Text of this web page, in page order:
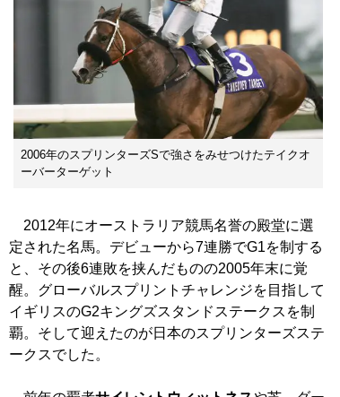
2006年のスプリンターズSで強さをみせつけたテイクオ
ーバーターゲット
2012年にオーストラリア競馬名誉の殿堂に選
定された名馬。デビューから7連勝でG1を制する
と、その後6連敗を挟んだものの2005年末に覚
醒。グローバルスプリントチャレンジを目指して
イギリスのG2キングズスタンドステークスを制
覇。そして迎えたのが日本のスプリンターズステ
ークスでした。